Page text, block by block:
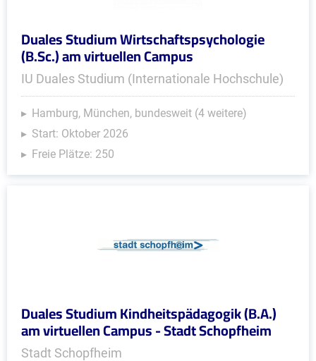
Duales Studium Wirtschaftspsychologie
(B.Sc.) am virtuellen Campus
IU Duales Studium (Internationale Hochschule)
Hamburg, München, bundesweit (4 weitere)
Start: Oktober 2026
Freie Plätze: 250
Duales Studium Kindheitspädagogik (B.A.)
am virtuellen Campus - Stadt Schopfheim
Stadt Schopfheim